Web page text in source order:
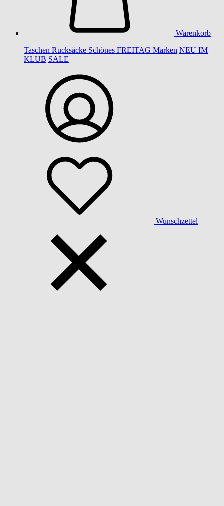
Warenkorb
Taschen Rucksäcke Schönes FREITAG Marken NEU IM
KLUB SALE
Wunschzettel